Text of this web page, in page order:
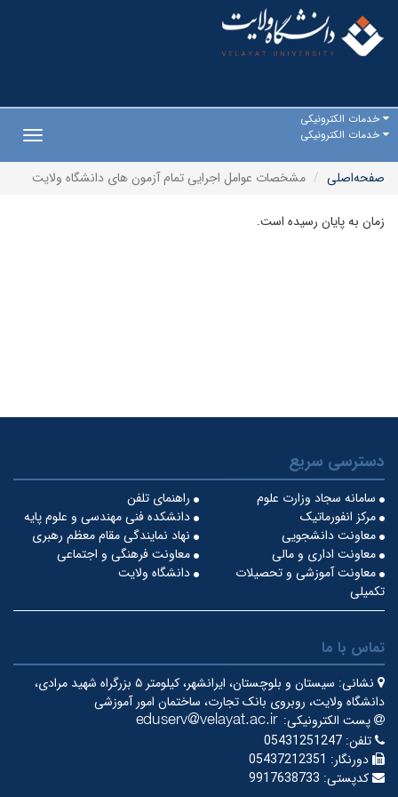
خدمات الکترونیکی
خدمات الکترونیکی
صفحه‌اصلی
مشخصات عوامل اجرایی تمام آزمون های دانشگاه ولایت
زمان به پایان رسیده است.
دسترسی سریع
راهنمای تلفن
سامانه سجاد وزارت علوم
دانشکده فنی مهندسی و علوم پایه
مرکز انفورماتیک
نهاد نمایندگی مقام معظم رهبری
معاونت دانشجویی
معاونت فرهنگی و اجتماعی
معاونت اداری و مالی
دانشگاه ولایت
معاونت آموزشی و تحصیلات
تکمیلی
تماس با ما
نشانی:
سیستان و بلوچستان، ایرانشهر، کیلومتر ۵ بزرگراه شهید مرادی،
دانشگاه ولایت، روبروی بانک تجارت، ساختمان امور آموزشی
پست الکترونیکی:
تلفن: 05431251247
دورنگار: 05437212351
کدپستی: 9917638733